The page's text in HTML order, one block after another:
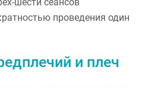
проведения один
и плеч